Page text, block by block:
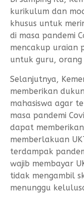
kurikulum dan
khusus untuk
di masa pandemi
mencakup uraian
untuk guru, orang
Selanjutnya,
memberikan
mahasiswa agar
masa pandemi
dapat
memberlakuan
terdampak
wajib membayar
tidak mengambil
menunggu